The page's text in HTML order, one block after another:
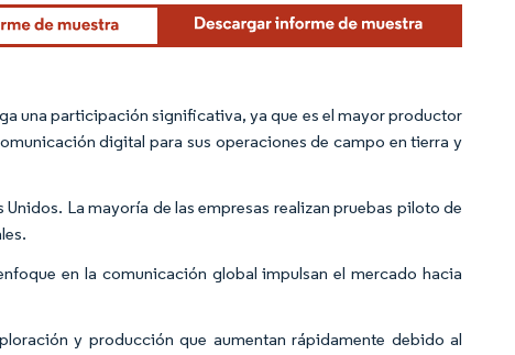
una participación significativa, ya que es el mayor productor
digital para sus operaciones de campo en tierra y
La mayoría de las empresas realizan pruebas piloto de
en la comunicación global impulsan el mercado hacia
y producción que aumentan rápidamente debido al